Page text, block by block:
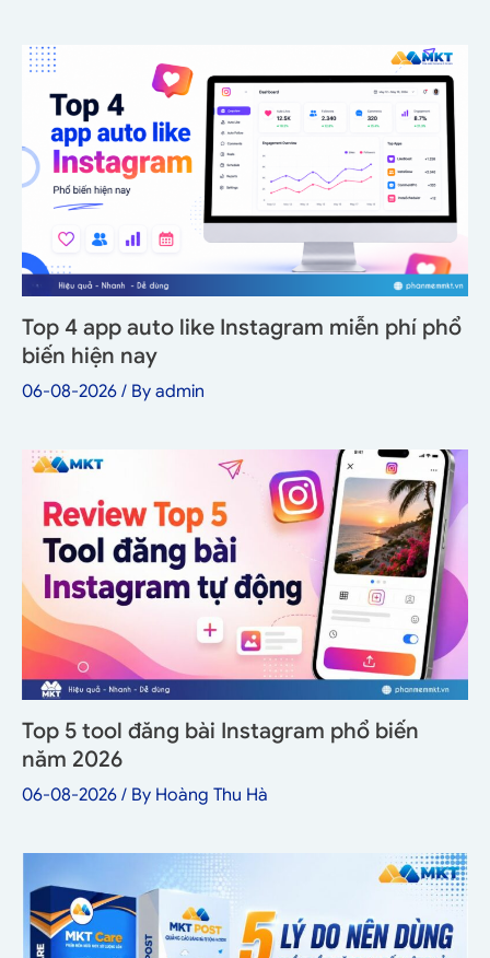
Top 4 app auto like Instagram miễn phí phổ
biến hiện nay
06-08-2026 / By admin
Top 5 tool đăng bài Instagram phổ biến
năm 2026
06-08-2026 / By Hoàng Thu Hà